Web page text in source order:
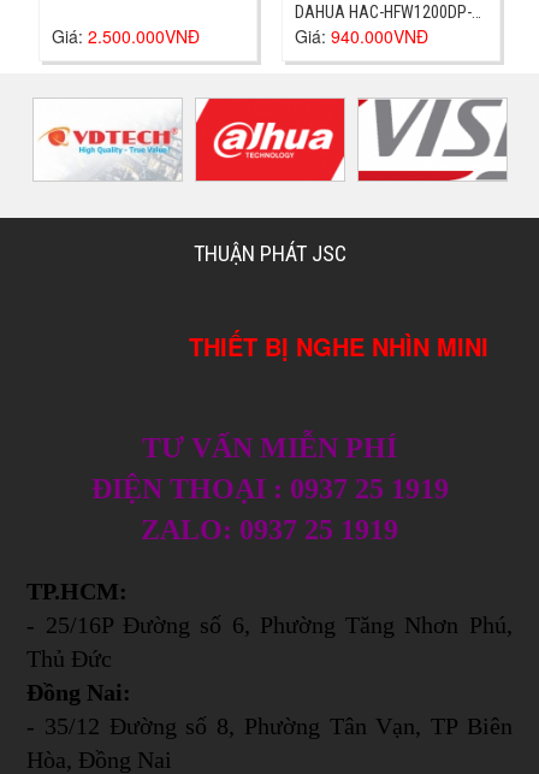
Giá:2.500.000VNĐ
DAHUA HAC-HFW1200DP-
S4
Giá: 940.000VNĐ
THUẬN PHÁT JSC
THIẾT BỊ NGHE NHÌN MINI
TƯ VẤN MIỄN PHÍ
ĐIỆN THOẠI : 0937 25 1919
ZALO: 0937 25 1919
TP.HCM:
- 25/16P Đường số 6, Phường Tăng Nhơn Phú,
Thủ Đức
Đồng Nai:
- 35/12 Đường số 8, Phường Tân Vạn, TP Biên
Hòa, Đồng Nai